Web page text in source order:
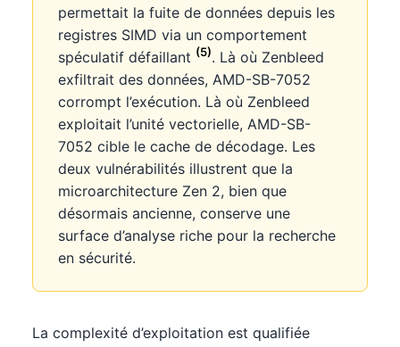
permettait la fuite de données depuis les
registres SIMD via un comportement
spéculatif défaillant (5). Là où Zenbleed
exfiltrait des données, AMD-SB-7052
corrompt l’exécution. Là où Zenbleed
exploitait l’unité vectorielle, AMD-SB-
7052 cible le cache de décodage. Les
deux vulnérabilités illustrent que la
microarchitecture Zen 2, bien que
désormais ancienne, conserve une
surface d’analyse riche pour la recherche
en sécurité.
La complexité d’exploitation est qualifiée